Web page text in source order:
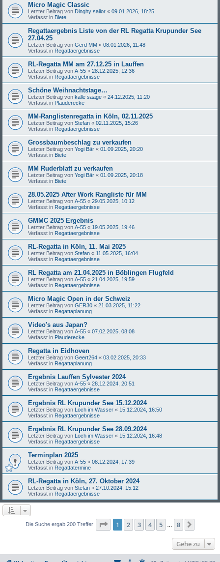
Micro Magic Classic
Letzter Beitrag von Dinghy sailor « 09.01.2026, 18:25
Verfasst in Biete
Regattaergebnis Liste von der RL Regatta Krupunder See
27.04.25
Letzter Beitrag von Gerd MM « 08.01.2026, 11:48
Verfasst in Regattaergebnisse
RL-Regatta MM am 27.12.25 in Lauffen
Letzter Beitrag von A-55 « 28.12.2025, 12:36
Verfasst in Regattaergebnisse
Schöne Weihnachtstage…
Letzter Beitrag von kalle saage « 24.12.2025, 11:20
Verfasst in Plauderecke
MM-Ranglistenregatta in Köln, 02.11.2025
Letzter Beitrag von Stefan « 02.11.2025, 15:26
Verfasst in Regattaergebnisse
Grossbaumbeschlag zu verkaufen
Letzter Beitrag von Yogi Bär « 01.09.2025, 20:20
Verfasst in Biete
MM Ruderblatt zu verkaufen
Letzter Beitrag von Yogi Bär « 01.09.2025, 20:18
Verfasst in Biete
28.05.2025 After Work Rangliste für MM
Letzter Beitrag von A-55 « 29.05.2025, 10:12
Verfasst in Regattaergebnisse
GMMC 2025 Ergebnis
Letzter Beitrag von A-55 « 19.05.2025, 19:46
Verfasst in Regattaergebnisse
RL-Regatta in Köln, 11. Mai 2025
Letzter Beitrag von Stefan « 11.05.2025, 16:04
Verfasst in Regattaergebnisse
RL Regatta am 21.04.2025 in Böblingen Flugfeld
Letzter Beitrag von A-55 « 21.04.2025, 19:59
Verfasst in Regattaergebnisse
Micro Magic Open in der Schweiz
Letzter Beitrag von GER30 « 21.03.2025, 11:22
Verfasst in Regattaplanung
Video's aus Japan?
Letzter Beitrag von A-55 « 07.02.2025, 08:08
Verfasst in Plauderecke
Regatta in Eidhoven
Letzter Beitrag von Geert264 « 03.02.2025, 20:33
Verfasst in Regattaplanung
Ergebnis Lauffen Sylvester 2024
Letzter Beitrag von A-55 « 28.12.2024, 20:51
Verfasst in Regattaergebnisse
Ergebnis RL Krupunder See 15.12.2024
Letzter Beitrag von Loch im Wasser « 15.12.2024, 16:50
Verfasst in Regattaergebnisse
Ergebnis RL Krupunder See 28.09.2024
Letzter Beitrag von Loch im Wasser « 15.12.2024, 16:48
Verfasst in Regattaergebnisse
Terminplan 2025
Letzter Beitrag von A-55 « 08.12.2024, 17:39
Verfasst in Regattatermine
RL-Regatta in Köln, 27. Oktober 2024
Letzter Beitrag von Stefan « 27.10.2024, 15:12
Verfasst in Regattaergebnisse
Die Suche ergab 200 Treffer Seite 1von
1 2 3 4 5 8
Gehe zu